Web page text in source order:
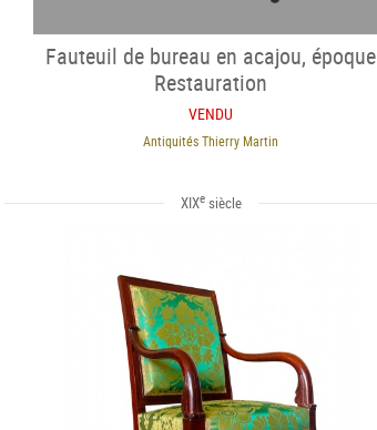
Fauteuil de bureau en acajou, époque
Restauration
VENDU
Antiquités Thierry Martin
XIXesiècle